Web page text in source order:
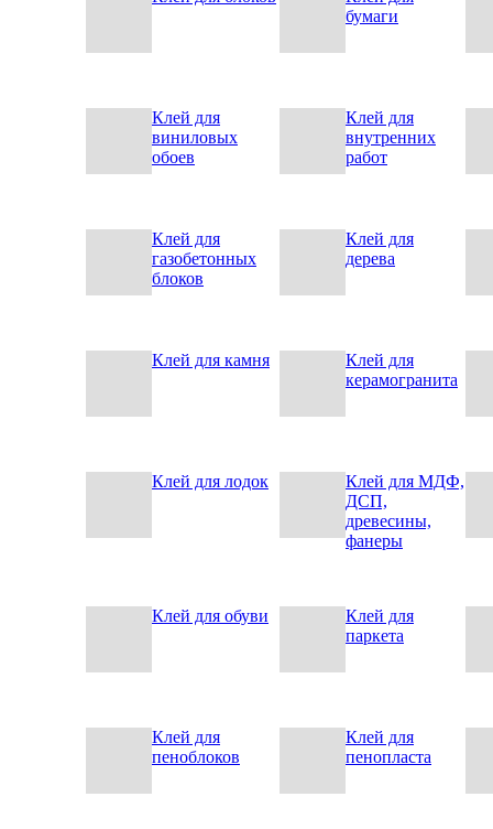
бумаги
Клей для
виниловых
обоев
Клей для
внутренних
работ
Клей для
газобетонных
блоков
Клей для
дерева
Клей для камня
Клей для
керамогранита
Клей для лодок
Клей для МДФ,
ДСП,
древесины,
фанеры
Клей для обуви
Клей для
паркета
Клей для
пеноблоков
Клей для
пенопласта